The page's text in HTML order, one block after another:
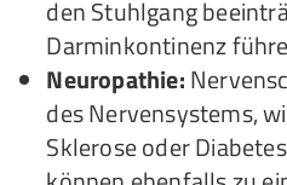
den Stuhlgang
Darminkontinenz
Neuropathie:
des Nervensystems,
Sklerose oder